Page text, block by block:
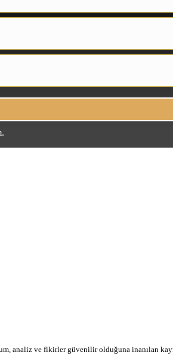
analiz ve fikirler güvenilir olduğuna inanılan